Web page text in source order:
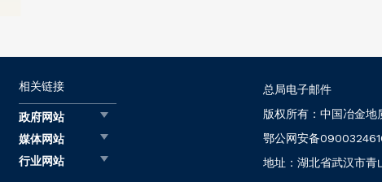
相关链接
政府网站
媒体网站
行业网站
总局电子邮件
版权所有：中国冶金地
鄂公网安备
地址：湖北省武汉市青